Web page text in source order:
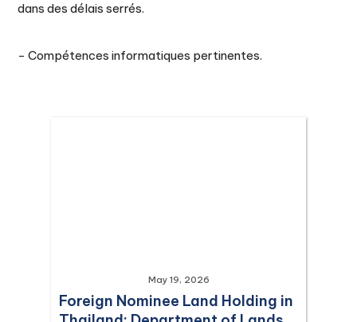
dans des délais serrés.
- Compétences informatiques pertinentes.
May 19, 2026
Foreign Nominee Land Holding in